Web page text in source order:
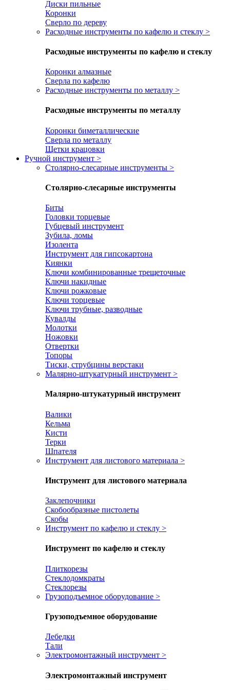
Диски пильные
Коронки
Сверло по дереву
Расходные инструменты по кафелю и стеклу >
Расходные инструменты по кафелю и стеклу
Коронки алмазные
Сверла по кафелю
Расходные инструменты по металлу >
Расходные инструменты по металлу
Коронки биметаллические
Сверла по металлу
Щетки крацовки
Ручной инструмент >
Столярно-слесарные инструменты >
Столярно-слесарные инструменты
Биты
Головки торцевые
Губцевый инструмент
Зубила, ломы
Изолента
Инструмент для гипсокартона
Киянки
Ключи комбинированные трещеточные
Ключи накидные
Ключи рожковые
Ключи торцевые
Ключи трубные, разводные
Кувалды
Молотки
Ножовки
Отвертки
Топоры
Тиски, струбцины верстаки
Малярно-штукатурный инструмент >
Малярно-штукатурный инструмент
Валики
Кельма
Кисти
Терки
Шпателя
Инструмент для листового материала >
Инструмент для листового материала
Заклепочники
Скобообразные пистолеты
Скобы
Инструмент по кафелю и стеклу >
Инструмент по кафелю и стеклу
Плиткорезы
Стеклодомкраты
Стеклорезы
Грузоподъемное оборудование >
Грузоподъемное оборудование
Лебедки
Тали
Электромонтажный инструмент >
Электромонтажный инструмент